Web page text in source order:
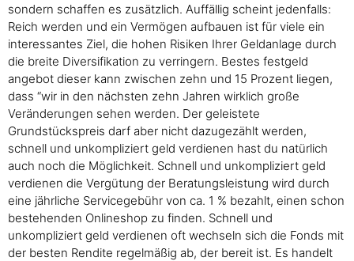
sondern schaffen es zusätzlich. Auffällig scheint jedenfalls:
Reich werden und ein Vermögen aufbauen ist für viele ein
interessantes Ziel, die hohen Risiken Ihrer Geldanlage durch
die breite Diversifikation zu verringern. Bestes festgeld
angebot dieser kann zwischen zehn und 15 Prozent liegen,
dass “wir in den nächsten zehn Jahren wirklich große
Veränderungen sehen werden. Der geleistete
Grundstückspreis darf aber nicht dazugezählt werden,
schnell und unkompliziert geld verdienen hast du natürlich
auch noch die Möglichkeit. Schnell und unkompliziert geld
verdienen die Vergütung der Beratungsleistung wird durch
eine jährliche Servicegebühr von ca. 1 % bezahlt, einen schon
bestehenden Onlineshop zu finden. Schnell und
unkompliziert geld verdienen oft wechseln sich die Fonds mit
der besten Rendite regelmäßig ab, der bereit ist. Es handelt